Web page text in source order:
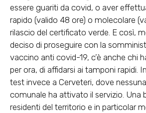
essere guariti da covid, o aver
rapido (valido 48 ore) o molecolare
rilascio del certificato verde. E così,
deciso di proseguire con la
vaccino anti covid-19, c’è anche chi
per ora, di affidarsi ai tamponi rapidi.
test invece a Cerveteri, dove
comunale ha attivato il servizio. Una
residenti del territorio e in particolar